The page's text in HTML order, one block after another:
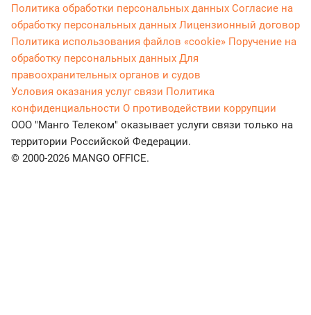
Политика обработки персональных данных Согласие на
обработку персональных данных Лицензионный договор
Политика использования файлов «cookie» Поручение на
обработку персональных данных Для
правоохранительных органов и судов
Условия оказания услуг связи Политика
конфиденциальности О противодействии коррупции
ООО "Манго Телеком" оказывает услуги связи только на
территории Российской Федерации.
© 2000-2026 MANGO OFFICE.